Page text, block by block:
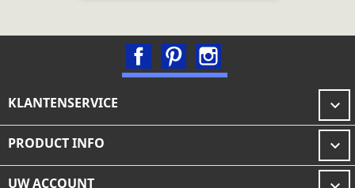
FacebookPinterest
KLANTENSERVICE 
PRODUCT INFO 
UW ACCOUNT